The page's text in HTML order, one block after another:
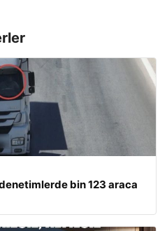
bin 123 araca